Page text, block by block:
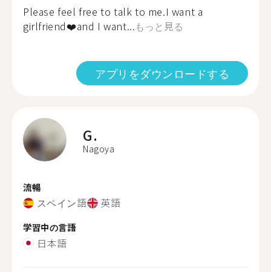
Please feel free to talk to me.I want a
girlfriend❤️and I want...もっと見る
アプリをダウンロードする
G.
Nagoya
流暢
スペイン語 英語
学習中の言語
日本語